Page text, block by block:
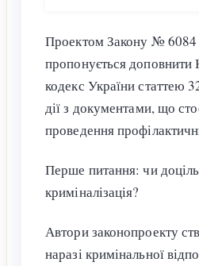
Проектом Закону № 6084
пропонується доповнити
кодекс України статтею
дії з документами, що
проведення
Перше питання: чи
криміналізація?
Автори законопроекту
наразі кримінальної